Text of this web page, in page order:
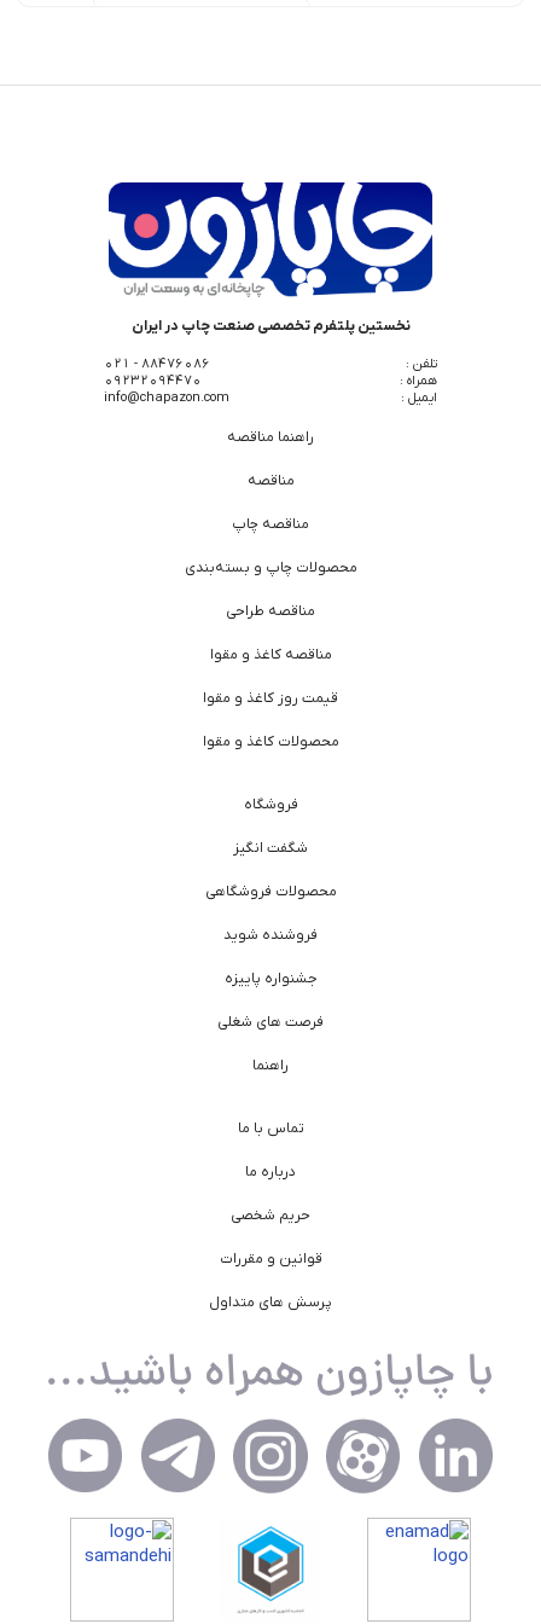
نخستین پلتفرم تخصصی صنعت چاپ در ایران
تلفن :
88476086 - 021
همراه :
09232094470
ایمیل :
info@chapazon.com
راهنما مناقصه
مناقصه
مناقصه چاپ
محصولات چاپ و بسته‌بندی
مناقصه طراحی
مناقصه کاغذ و مقوا
قیمت روز کاغذ و مقوا
محصولات کاغذ و مقوا
فروشگاه
شگفت انگیز
محصولات فروشگاهی
فروشنده شوید
جشنواره پاییزه
فرصت های شغلی
راهنما
تماس با ما
درباره ما
حریم شخصی
قوانین و مقررات
پرسش های متداول